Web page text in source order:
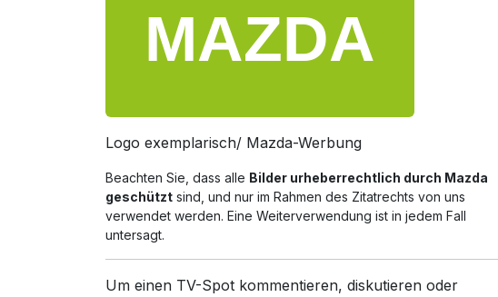
Logo exemplarisch/ Mazda-Werbung
Beachten Sie, dass alle Bilder urheberrechtlich durch Mazda
geschützt sind, und nur im Rahmen des Zitatrechts von uns
verwendet werden. Eine Weiterverwendung ist in jedem Fall
untersagt.
Um einen TV-Spot kommentieren, diskutieren oder